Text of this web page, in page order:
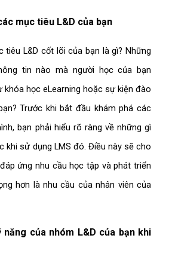
mục tiêu L&D của bạn
tiêu L&D cốt lõi của bạn là gì? Những
tin nào mà người học của bạn
học eLearning hoặc sự kiện đào
Trước khi bắt đầu khám phá các
bạn phải hiểu rõ ràng về những gì
khi sử dụng LMS đó. Điều này sẽ cho
ứng nhu cầu học tập và phát triển
hơn là nhu cầu của nhân viên của
của nhóm L&D của bạn khi